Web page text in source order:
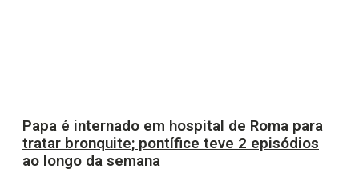
Papa é internado em hospital de Roma para
tratar bronquite; pontífice teve 2 episódios
ao longo da semana